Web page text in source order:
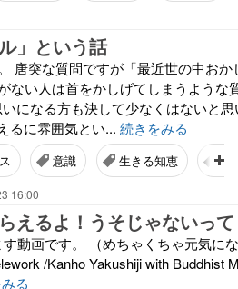
」という話
唐突な質問ですが「最近世の中おか
ない人は首をかしげてしまうような
になる方も決して少なくはないと思
るに雰囲気とい... 続きをみる
意識 生きる知恵 社会
16:00
えるよ！うそじゃないって
動画です。 （めちゃくちゃ元気にな
/Kanho Yakushiji with Buddhist
る